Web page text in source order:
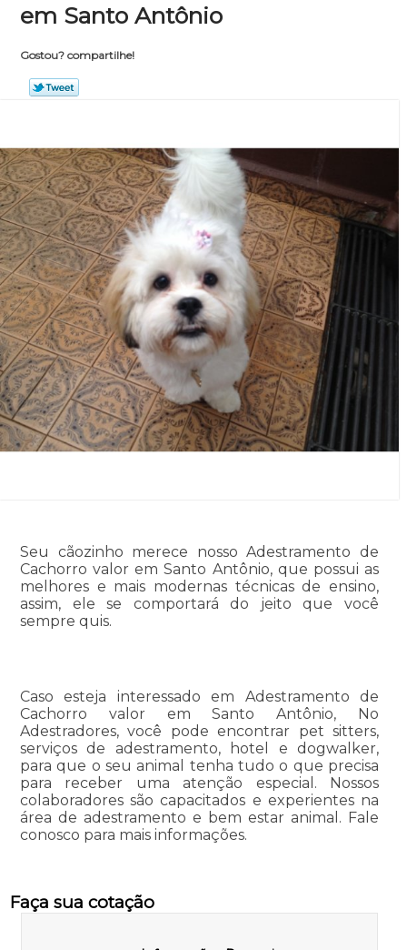
em Santo Antônio
Gostou? compartilhe!
Seu cãozinho merece nosso Adestramento de
Cachorro valor em Santo Antônio, que possui as
melhores e mais modernas técnicas de ensino,
assim, ele se comportará do jeito que você
sempre quis.
Caso esteja interessado em Adestramento de
Cachorro valor em Santo Antônio, No
Adestradores, você pode encontrar pet sitters,
serviços de adestramento, hotel e dogwalker,
para que o seu animal tenha tudo o que precisa
para receber uma atenção especial. Nossos
colaboradores são capacitados e experientes na
área de adestramento e bem estar animal. Fale
conosco para mais informações.
Faça sua cotação